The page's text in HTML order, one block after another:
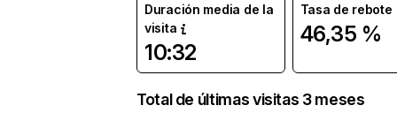
Duración media de la
visita
10:32
Tasa de rebote
46,35 %
Total de últimas visitas 3 meses